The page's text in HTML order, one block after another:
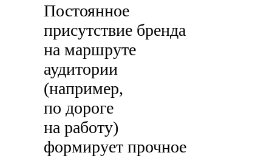
Постоянное
присутствие бренда
на маршруте
аудитории
(например,
по дороге
на работу)
формирует прочное